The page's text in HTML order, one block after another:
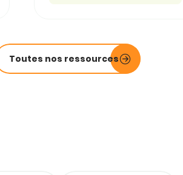
Toutes nos ressources